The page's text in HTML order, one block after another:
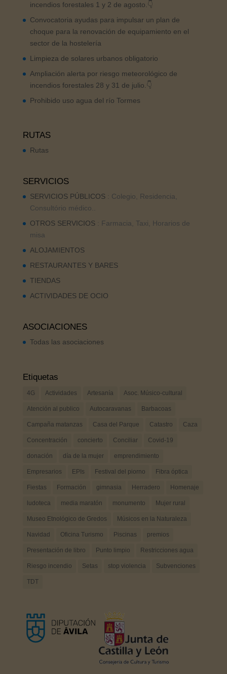
incendios forestales 1 y 2 de agosto.👇
Convocatoria ayudas para impulsar un plan de
choque para la renovación de equipamiento en el
sector de la hostelería
Limpieza de solares urbanos obligatorio
Ampliación alerta por riesgo meteorológico de
incendios forestales 28 y 31 de julio.👇
Prohibido uso agua del río Tormes
RUTAS
Rutas
SERVICIOS
SERVICIOS PÚBLICOS: Colegio, Residencia,
Consultório médico..
OTROS SERVICIOS: Farmacia, Taxi, Horarios de
misa
ALOJAMIENTOS
RESTAURANTES Y BARES
TIENDAS
ACTIVIDADES DE OCIO
ASOCIACIONES
Todas las asociaciones
Etiquetas
4G Actividades Artesanía Asoc. Músico-cultural
Atención al publico Autocaravanas Barbacoas
Campaña matanzas Casa del Parque Catastro Caza
Concentración concierto Conciliar Covid-19
donación día de la mujer emprendimiento
Empresarios EPIs Festival del piorno Fibra óptica
Fiestas Formación gimnasia Herradero Homenaje
ludoteca media maratón monumento Mujer rural
Museo Etnológico de Gredos Músicos en la Naturaleza
Navidad Oficina Turismo Piscinas premios
Presentación de libro Punto limpio Restricciones agua
Riesgo incendio Setas stop violencia Subvenciones
TDT